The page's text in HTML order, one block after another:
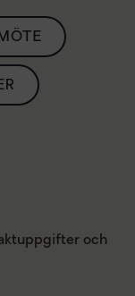
och